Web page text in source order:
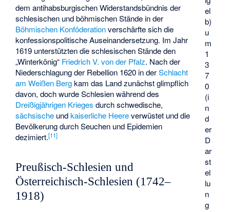
el
b)
u
m
1
3
7
0
(i
n
d
er
D
ar
st
el
lu
n
g
dem antihabsburgischen Widerstandsbündnis der
schlesischen und böhmischen Stände in der
Böhmischen Konföderationverschärfte sich die
konfessionspolitische Auseinandersetzung. Im Jahr
1619 unterstützten die schlesischen Stände den
„Winterkönig“ Friedrich V. von der Pfalz. Nach der
Niederschlagung der Rebellion 1620 in derSchlacht
am Weißen Bergkam das Land zunächst glimpflich
davon, doch wurde Schlesien während des
Dreißigjährigen Krieges durch schwedische,
sächsische undkaiserliche Heereverwüstet und die
Bevölkerung durch Seuchen und Epidemien
dezimiert.[11]
Preußisch-Schlesien und
Österreichisch-Schlesien (1742–
1918)